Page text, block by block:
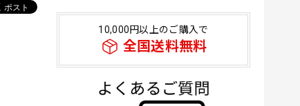
10,000円以上のご購入で
全国送料無料